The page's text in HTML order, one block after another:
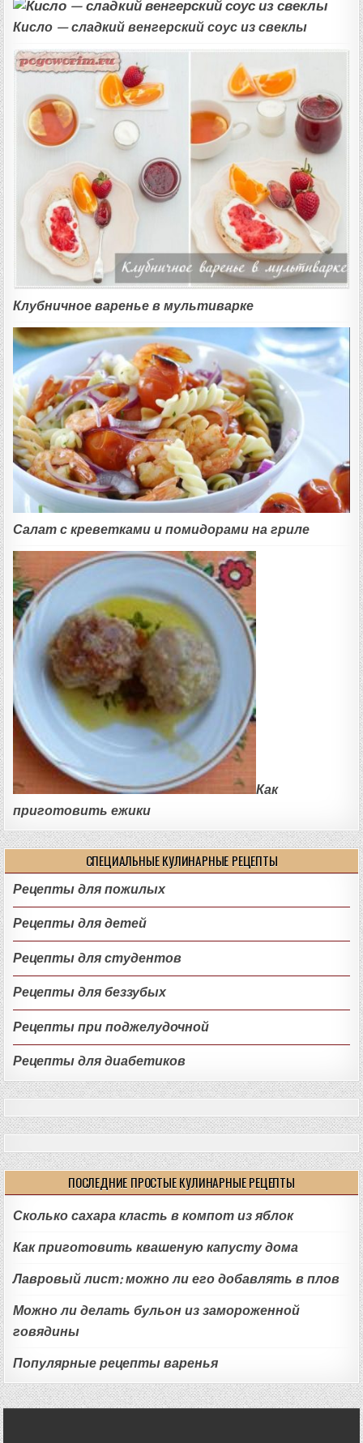
Кисло — сладкий венгерский соус из свеклы
Клубничное варенье в мультиварке
Салат с креветками и помидорами на гриле
Как
приготовить ежики
СПЕЦИАЛЬНЫЕ КУЛИНАРНЫЕ РЕЦЕПТЫ
Рецепты для пожилых
Рецепты для детей
Рецепты для студентов
Рецепты для беззубых
Рецепты при поджелудочной
Рецепты для диабетиков
ПОСЛЕДНИЕ ПРОСТЫЕ КУЛИНАРНЫЕ РЕЦЕПТЫ
Сколько сахара класть в компот из яблок
Как приготовить квашеную капусту дома
Лавровый лист: можно ли его добавлять в плов
Можно ли делать бульон из замороженной
говядины
Популярные рецепты варенья